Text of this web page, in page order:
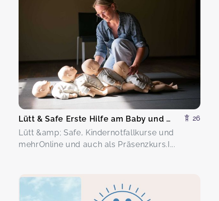
Lütt & Safe Erste Hilfe am Baby und Kind 26
Lütt &amp; Safe, Kindernotfallkurse und
mehrOnline und auch als Präsenzkurs.I...